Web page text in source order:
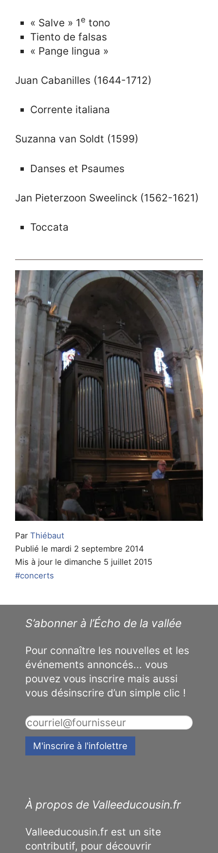
« Salve » 1e tono
Tiento de falsas
« Pange lingua »
Juan Cabanilles (1644-1712)
Corrente italiana
Suzanna van Soldt (1599)
Danses et Psaumes
Jan Pieterzoon Sweelinck (1562-1621)
Toccata
ParThiébaut
Publié le mardi 2 septembre 2014
Mis à jour le dimanche 5 juillet 2015
#concerts
S’abonner à l’Écho de la vallée
Pour connaître les nouvelles et les
événements annoncés... vous
pouvez vous inscrire mais aussi
vous désinscrire d’un simple clic !
À propos de Valleeducousin.fr
Valleeducousin.fr est un site
contributif, pour découvrir